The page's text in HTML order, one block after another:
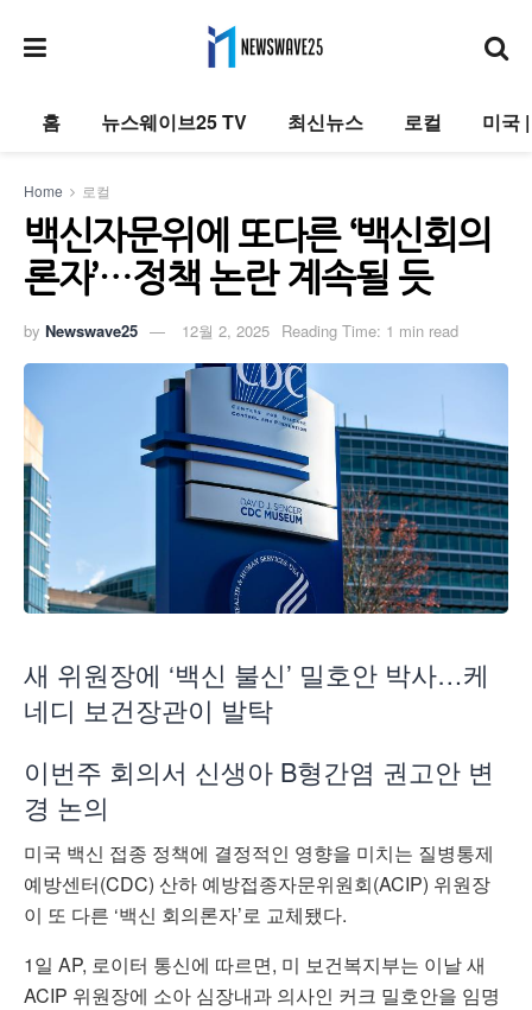
홈 뉴스웨이브25 TV 최신뉴스 로컬 미국
Home 로컬
백신자문위에 또다른 ‘백신회의
론자’…정책 논란 계속될 듯
by Newswave25 12월 2, 2025 Reading Time: 1 min read
새 위원장에 ‘백신 불신’ 밀호안 박사…케
네디 보건장관이 발탁
이번주 회의서 신생아 B형간염 권고안 변
경 논의
미국 백신 접종 정책에 결정적인 영향을 미치는 질병통제
예방센터(CDC) 산하 예방접종자문위원회(ACIP) 위원장
이 또 다른 ‘백신 회의론자’로 교체됐다.
1일 AP, 로이터 통신에 따르면, 미 보건복지부는 이날 새
ACIP 위원장에 소아 심장내과 의사인 커크 밀호안을 임명